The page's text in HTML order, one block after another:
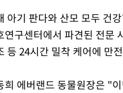
아기 판다와 산모 모두 건
연구센터에서 파견된 전문
등 24시간 밀착 케어에 만
희 에버랜드 동물원장은 "